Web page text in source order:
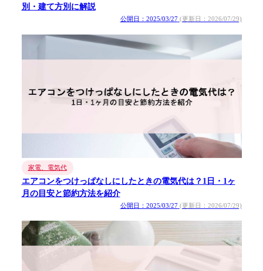
別・建て方別に解説
公開日：2025/03/27 (更新日：2026/07/29)
家電、電気代
エアコンをつけっぱなしにしたときの電気代は？1日・1ヶ
月の目安と節約方法を紹介
公開日：2025/03/27 (更新日：2026/07/29)